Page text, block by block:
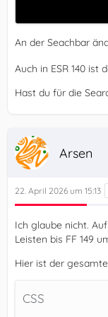
An der Seachbar
Auch in ESR 140 ist
Hast du für die
Arsen
22. April 2026 um 15:13
Ich glaube nicht.
Leisten bis FF 149
Hier ist der gesamte
CSS